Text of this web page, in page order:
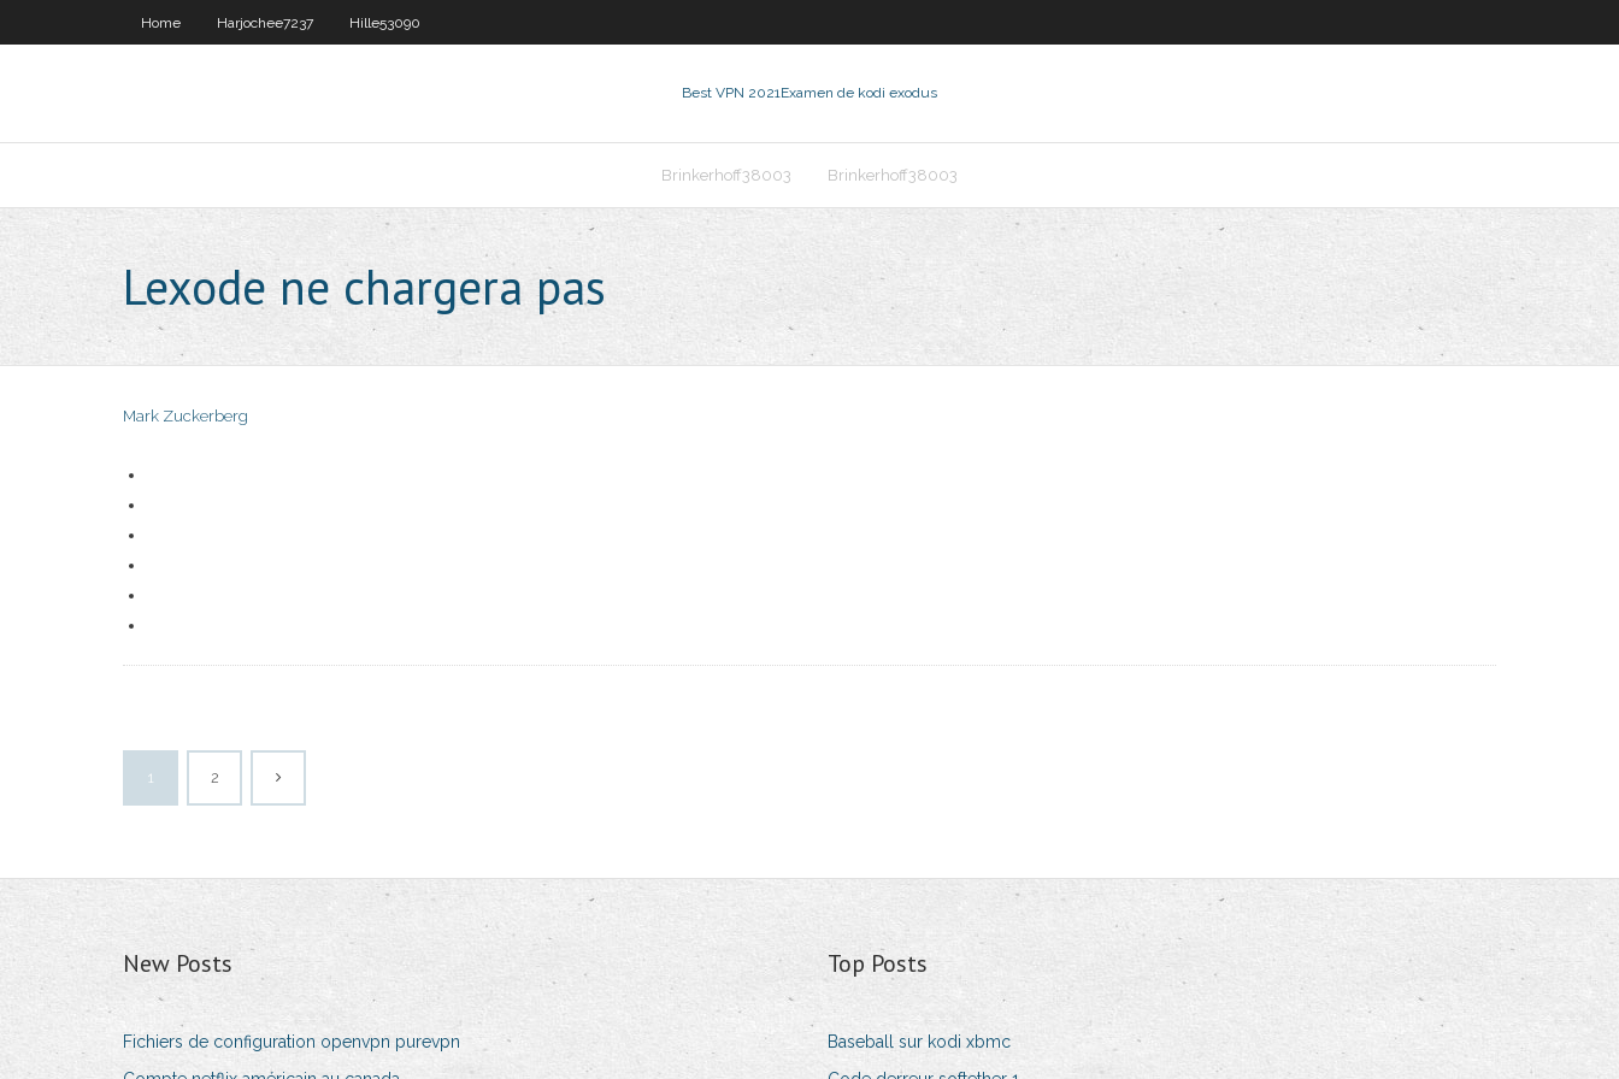
Home Harjochee7237 Hille53090
Best VPN 2021Examen de kodi exodus
Brinkerhoff38003 Brinkerhoff38003
Lexode ne chargera pas
Mark Zuckerberg
1 2
New Posts
Fichiers de configuration openvpn purevpn
Top Posts
Baseball sur kodi xbmc